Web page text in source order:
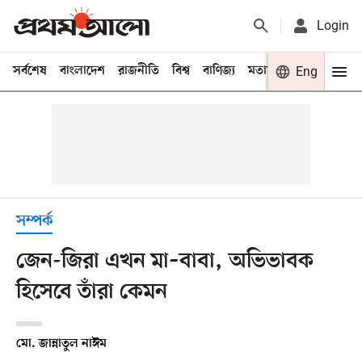
Login
সর্বশেষ বাংলাদেশ রাজনীতি বিশ্ব বাণিজ্য মতামত খেলা
Eng
সম্পর্ক
জেন-জিরা এখন মা–বাবা, অভিভাবক
হিসেবে তাঁরা কেমন
মো. জান্নাতুল নাঈম